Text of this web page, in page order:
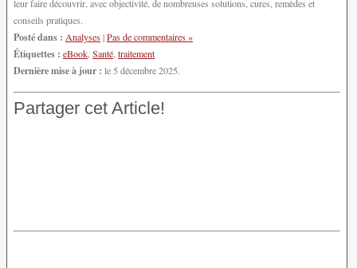
leur faire découvrir, avec objectivité, de nombreuses solutions, cures, remèdes et
conseils pratiques.
Posté dans : Analyses|Pas de commentaires »
Étiquettes : eBook,Santé,traitement
Dernière mise à jour : le 5 décembre 2025.
Partager cet Article!